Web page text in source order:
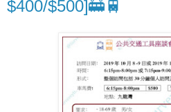
$400/$500]🚋🚆